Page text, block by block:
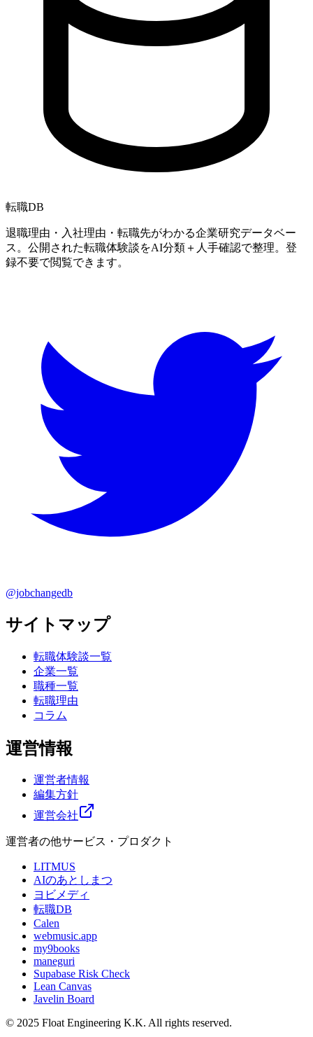
転職DB
退職理由・入社理由・転職先がわかる企業研究データベー
ス。公開された転職体験談をAI分類＋人手確認で整理。登
録不要で閲覧できます。
@jobchangedb
サイトマップ
転職体験談一覧
企業一覧
職種一覧
転職理由
コラム
運営情報
運営者情報
編集方針
運営会社
運営者の他サービス・プロダクト
LITMUS
AIのあとしまつ
ヨビメディ
転職DB
Calen
webmusic.app
my9books
maneguri
Supabase Risk Check
Lean Canvas
Javelin Board
© 2025 Float Engineering K.K. All rights reserved.